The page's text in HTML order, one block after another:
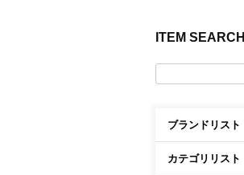
ITEM SEARCH
ブランドリスト
カテゴリリスト